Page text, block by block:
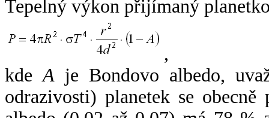
Tepelný výkon přijímaný
,
kdeA je Bondovo albedo,
odrazivosti) planetek se